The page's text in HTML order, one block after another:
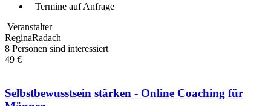
Termine auf Anfrage
Veranstalter
ReginaRadach
8 Personen sind interessiert
49 €
Selbstbewusstsein stärken - Online Coaching für